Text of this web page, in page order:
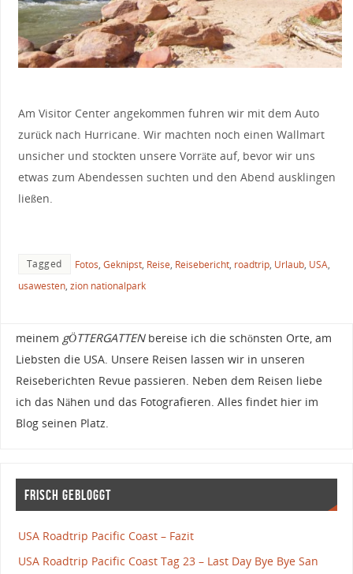
Am Visitor Center angekommen fuhren wir mit dem Auto
zurück nach Hurricane. Wir machten noch einen Wallmart
unsicher und stockten unsere Vorräte auf, bevor wir uns
etwas zum Abendessen suchten und den Abend ausklingen
ließen.
Tagged Fotos, Geknipst, Reise, Reisebericht, roadtrip, Urlaub, USA,
usawesten, zion nationalpark
meinem gÖTTERGATTENbereise ich die schönsten Orte, am
Liebsten die USA. Unsere Reisen lassen wir in unseren
Reiseberichten Revue passieren. Neben dem Reisen liebe
ich das Nähen und das Fotografieren. Alles findet hier im
Blog seinen Platz.
Frisch gebloggt
USA Roadtrip Pacific Coast – Fazit
USA Roadtrip Pacific Coast Tag 23 – Last Day Bye Bye San